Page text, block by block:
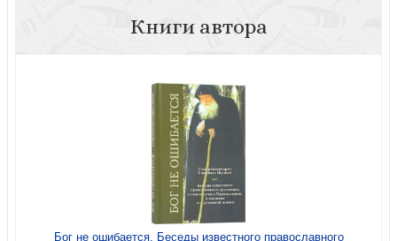
Книги автора
Бог не ошибается. Беседы известного православного